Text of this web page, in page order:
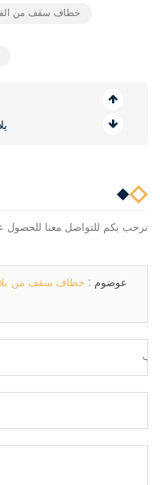
خطاف سقف من
نرحب بكم للتواصل معنا للحصول
عوضوم : خطاف سقف من